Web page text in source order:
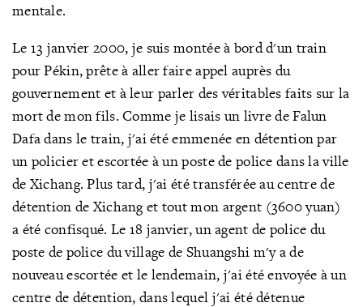
mentale.
Le 13 janvier 2000, je suis montée à bord d'un train
pour Pékin, prête à aller faire appel auprès du
gouvernement et à leur parler des véritables faits sur la
mort de mon fils. Comme je lisais un livre de Falun
Dafa dans le train, j'ai été emmenée en détention par
un policier et escortée à un poste de police dans la ville
de Xichang. Plus tard, j'ai été transférée au centre de
détention de Xichang et tout mon argent (3600 yuan)
a été confisqué. Le 18 janvier, un agent de police du
poste de police du village de Shuangshi m'y a de
nouveau escortée et le lendemain, j'ai été envoyée à un
centre de détention, dans lequel j'ai été détenue